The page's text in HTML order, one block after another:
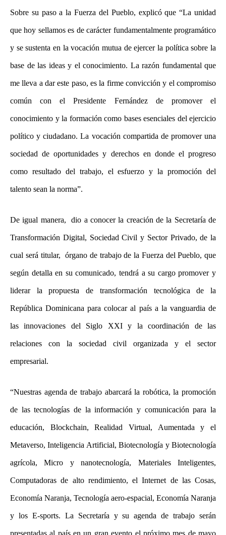
Sobre su paso a la Fuerza del Pueblo, explicó que “La unidad
que hoy sellamos es de carácter fundamentalmente programático
y se sustenta en la vocación mutua de ejercer la política sobre la
base de las ideas y el conocimiento. La razón fundamental que
me lleva a dar este paso, es la firme convicción y el compromiso
común con el Presidente Fernández de promover el
conocimiento y la formación como bases esenciales del ejercicio
político y ciudadano. La vocación compartida de promover una
sociedad de oportunidades y derechos en donde el progreso
como resultado del trabajo, el esfuerzo y la promoción del
talento sean la norma”.
De igual manera, dio a conocer la creación de la Secretaría de
Transformación Digital, Sociedad Civil y Sector Privado, de la
cual será titular, órgano de trabajo de la Fuerza del Pueblo, que
según detalla en su comunicado, tendrá a su cargo promover y
liderar la propuesta de transformación tecnológica de la
República Dominicana para colocar al país a la vanguardia de
las innovaciones del Siglo XXI y la coordinación de las
relaciones con la sociedad civil organizada y el sector
empresarial.
“Nuestras agenda de trabajo abarcará la robótica, la promoción
de las tecnologías de la información y comunicación para la
educación, Blockchain, Realidad Virtual, Aumentada y el
Metaverso, Inteligencia Artificial, Biotecnología y Biotecnología
agrícola, Micro y nanotecnología, Materiales Inteligentes,
Computadoras de alto rendimiento, el Internet de las Cosas,
Economía Naranja, Tecnología aero-espacial, Economía Naranja
y los E-sports. La Secretaría y su agenda de trabajo serán
presentadas al país en un gran evento el próximo mes de mayo